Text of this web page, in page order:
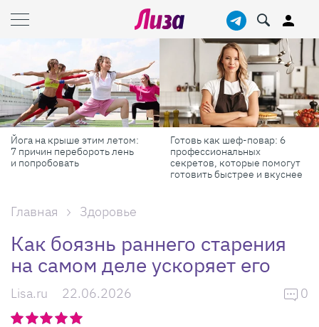
Йога на крыше этим летом:
7 причин перебороть лень
и попробовать
Готовь как шеф-повар: 6
профессиональных
секретов, которые помогут
готовить быстрее и вкуснее
Главная Здоровье
Как боязнь раннего старения
на самом деле ускоряет его
Lisa.ru 22.06.2026 0